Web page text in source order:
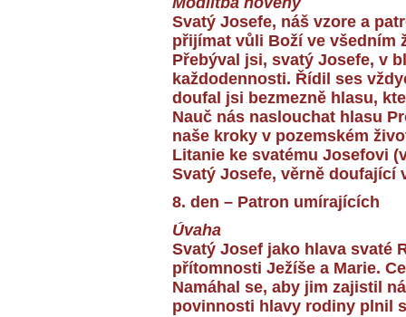
Svatý Josefe, náš vzore a
přijímat vůli Boží ve všedním
Přebýval jsi, svatý Josefe, v
každodennosti. Řídil ses
doufal jsi bezmezně hlasu,
Nauč nás naslouchat hlasu
naše kroky v pozemském
Litanie ke svatému Josefovi
Svatý Josefe, věrně doufající
8. den – Patron umírajících
Úvaha
Svatý Josef jako hlava svaté
přítomnosti Ježíše a Marie.
Namáhal se, aby jim zajistil
povinnosti hlavy rodiny plnil